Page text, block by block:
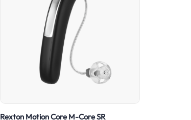
Rexton Motion Core M-Core SR